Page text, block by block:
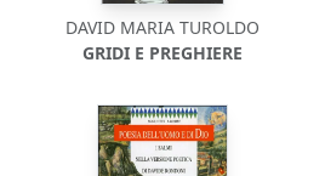
DAVID MARIA TUROLDO
GRIDI E PREGHIERE